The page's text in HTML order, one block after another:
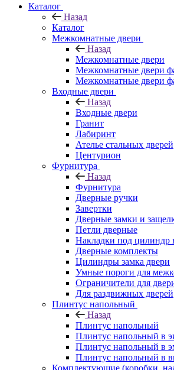
Каталог
Назад
Каталог
Межкомнатные двери
Назад
Межкомнатные двери
Межкомнатные двери
Межкомнатные двери
Входные двери
Назад
Входные двери
Гранит
Лабиринт
Ателье стальных дверей
Центурион
Фурнитура
Назад
Фурнитура
Дверные ручки
Завертки
Дверные замки и
Петли дверные
Накладки под цилиндр
Дверные комплекты
Цилиндры замка двери
Умные пороги для
Ограничители для
Для раздвижных дверей
Плинтус напольный
Назад
Плинтус напольный
Плинтус напольный в
Плинтус напольный в
Плинтус напольный в
Комплектующие (коробки,